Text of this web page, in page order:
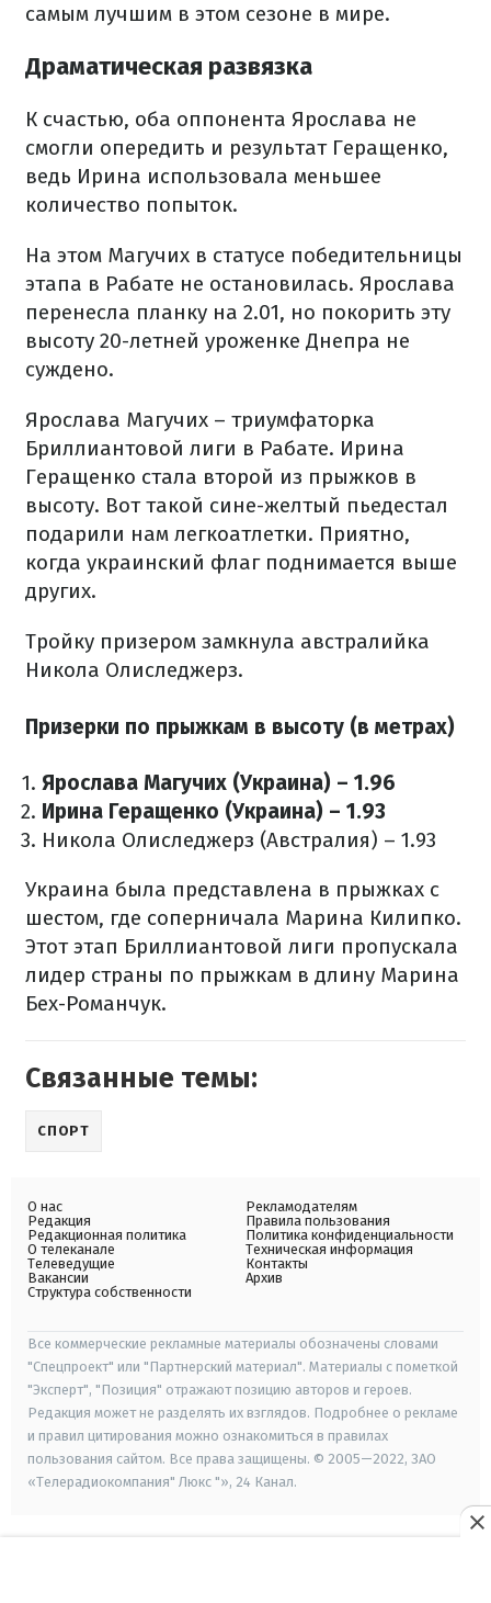
самым лучшим в этом сезоне в мире.
Драматическая развязка
К счастью, оба оппонента Ярослава не
смогли опередить и результат Геращенко,
ведь Ирина использовала меньшее
количество попыток.
На этом Магучих в статусе победительницы
этапа в Рабате не остановилась. Ярослава
перенесла планку на 2.01, но покорить эту
высоту 20-летней уроженке Днепра не
суждено.
Ярослава Магучих – триумфаторка
Бриллиантовой лиги в Рабате. Ирина
Геращенко стала второй из прыжков в
высоту. Вот такой сине-желтый пьедестал
подарили нам легкоатлетки. Приятно,
когда украинский флаг поднимается выше
других.
Тройку призером замкнула австралийка
Никола Олиследжерз.
Призерки по прыжкам в высоту (в метрах)
Ярослава Магучих (Украина) – 1.96
Ирина Геращенко (Украина) – 1.93
Никола Олиследжерз (Австралия) – 1.93
Украина была представлена ​​в прыжках с
шестом, где соперничала Марина Килипко.
Этот этап Бриллиантовой лиги пропускала
лидер страны по прыжкам в длину Марина
Бех-Романчук.
Связанные темы:
СПОРТ
О нас
Редакция
Редакционная политика
О телеканале
Телеведущие
Вакансии
Структура собственности
Рекламодателям
Правила пользования
Политика конфиденциальности
Техническая информация
Контакты
Архив
Все коммерческие рекламные материалы обозначены словами
"Спецпроект" или "Партнерский материал". Материалы с пометкой
"Эксперт", "Позиция" отражают позицию авторов и героев.
Редакция может не разделять их взглядов. Подробнее о рекламе
и правил цитирования можно ознакомиться в правилах
пользования сайтом. Все права защищены. © 2005—2022, ЗАО
«Телерадиокомпания" Люкс "», 24 Канал.